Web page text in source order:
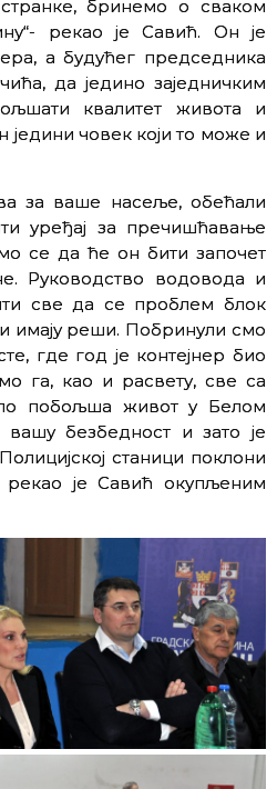
бринемо о сваком
рекао је Савић. Он је
а будућег председника
да једино заједничким
квалитет живота и
једини човек који то може и
за ваше насеље, обећали
уређај за пречишћавање
се да ће он бити започет
Руководство водовода и
све да се проблем блок
имају реши. Побринули смо
где год је контејнер био
га, као и расвету, све са
побољша живот у Белом
безбедност и зато је
станици поклони
је Савић окупљеним